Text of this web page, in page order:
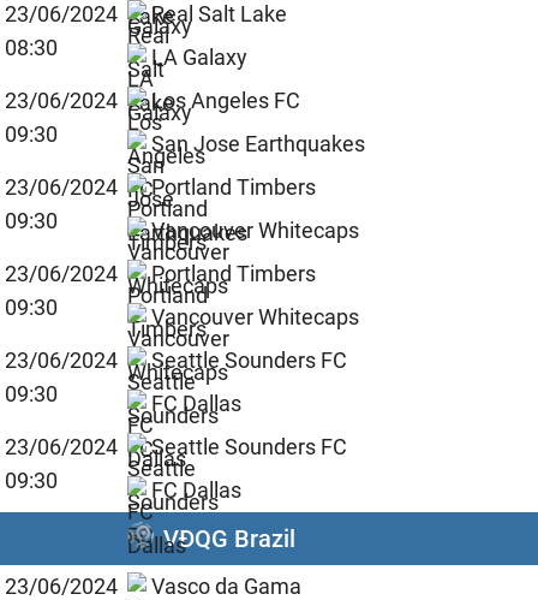
23/06/2024
08:30
Real Salt Lake
LA Galaxy
23/06/2024
09:30
Los Angeles FC
San Jose Earthquakes
23/06/2024
09:30
Portland Timbers
Vancouver Whitecaps
23/06/2024
09:30
Portland Timbers
Vancouver Whitecaps
23/06/2024
09:30
Seattle Sounders FC
FC Dallas
23/06/2024
09:30
Seattle Sounders FC
FC Dallas
VĐQG Brazil
23/06/2024
Vasco da Gama